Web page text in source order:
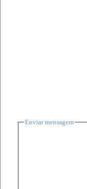
Enviar mensagem